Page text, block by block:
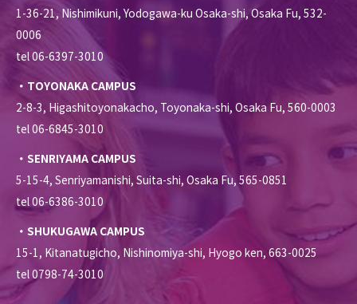
1-36-21, Nishimikuni, Yodogawa-ku Osaka-shi, Osaka Fu, 532-
0006
tel 06-6397-3010
・TOYONAKA CAMPUS
2-8-3, Higashitoyonakacho, Toyonaka-shi, Osaka Fu, 560-0003
tel 06-6845-3010
・SENRIYAMA CAMPUS
5-15-4, Senriyamanishi, Suita-shi, Osaka Fu, 565-0851
tel 06-6386-3010
・SHUKUGAWA CAMPUS
15-1, Kitanatugicho, Nishinomiya-shi, Hyogo ken, 663-0025
tel 0798-74-3010